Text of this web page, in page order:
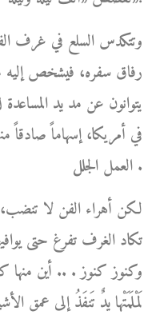
وتتكدس السلع في غرف
رفاق سفره، فيشخص إليه
يتوانون عن مد يد المساعدة
في أمريكا، إسهاماً
العمل الجلل .
لكن أهراء الفن لا تنضب،
تكاد الغرف تفرغ حتى
وكنوز كنوز . .. أين منها
لَمْلَمَتْها يدٌ تَنفَذُ إلى عمق